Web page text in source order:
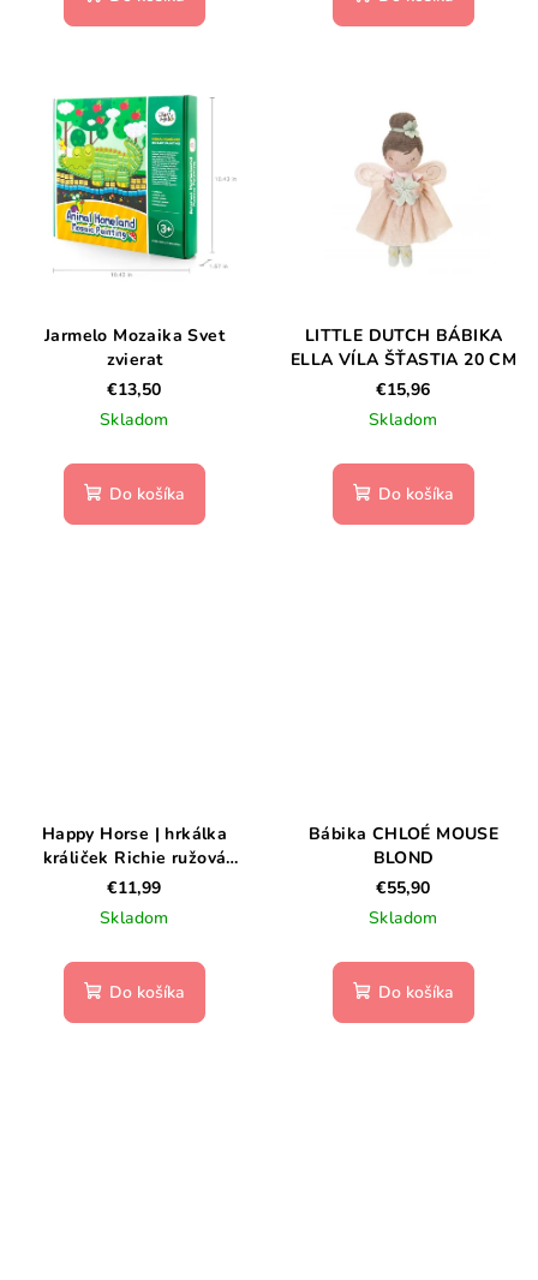
Jarmelo Mozaika Svet
zvierat
€13,50
Skladom
Do košíka
LITTLE DUTCH BÁBIKA
ELLA VÍLA ŠŤASTIA 20 CM
€15,96
Skladom
Do košíka
Happy Horse | hrkálka
králiček Richie ružová
veľkosť: 18 cm
€11,99
Skladom
Do košíka
Bábika CHLOÉ MOUSE
BLOND
€55,90
Skladom
Do košíka